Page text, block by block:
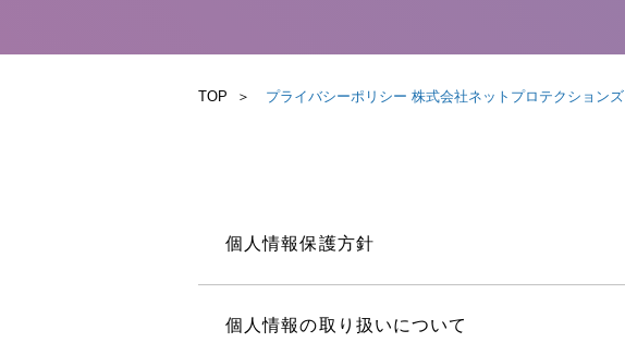
TOP プライバシーポリシー 株式会社ネットプロテクションズ
個人情報保護方針
個人情報の取り扱いについて